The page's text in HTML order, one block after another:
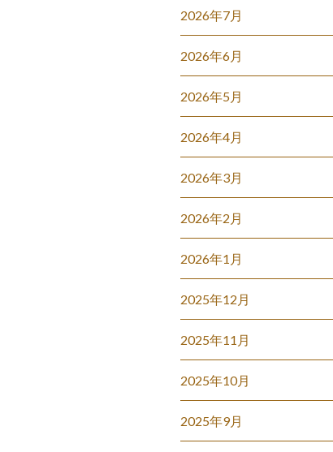
2026年7月
2026年6月
2026年5月
2026年4月
2026年3月
2026年2月
2026年1月
2025年12月
2025年11月
2025年10月
2025年9月